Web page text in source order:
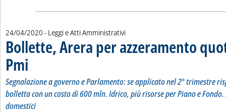
24/04/2020 - Leggi e Atti Amministrativi
Bollette, Arera per azzeramento
Pmi . Sottotitolo: Segnalazione a governo e Parlamento: se applicato nel 2°
. Pubblicata venerdì 24 aprile 2020 alle 11.49.
Segnalazione a governo e Parlamento: se applicato nel 2° trimestre
bolletta con un costo di 600 mln. Idrico, più risorse per Piano e
domestici